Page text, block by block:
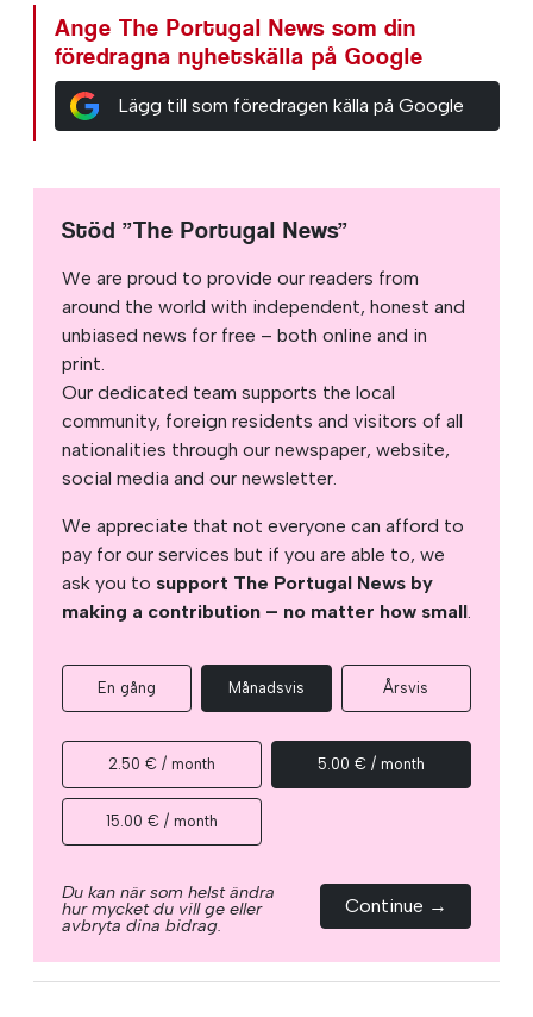
Ange The Portugal News som din
föredragna nyhetskälla på Google
Lägg till som föredragen källa på Google
Stöd ”The Portugal News”
We are proud to provide our readers from
around the world with independent, honest and
unbiased news for free – both online and in
print.
Our dedicated team supports the local
community, foreign residents and visitors of all
nationalities through our newspaper, website,
social media and our newsletter.
We appreciate that not everyone can afford to
pay for our services but if you are able to, we
ask you to support The Portugal News by
making a contribution – no matter how small.
En gång Månadsvis Årsvis
2.50 € / month 5.00 € / month
15.00 € / month
Du kan när som helst ändra
hur mycket du vill ge eller
avbryta dina bidrag.
Continue →